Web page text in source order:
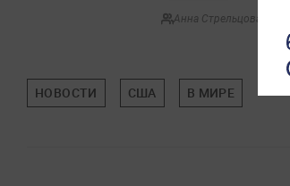
Анна Стрельцова
НОВОСТИ США В МИРЕ